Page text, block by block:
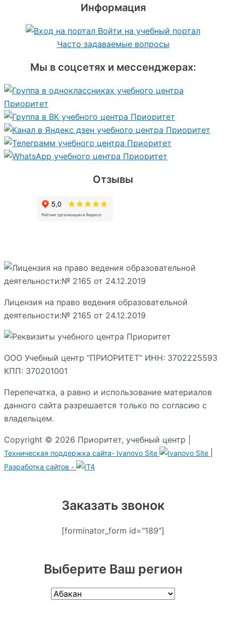
Информация
Войти на учебный портал
Часто задаваемые вопросы
Мы в соцсетях и мессенджерах:
Отзывы
Лицензия на право ведения образовательной
деятельности:№ 2165 от 24.12.2019
ООО Учебный центр “ПРИОРИТЕТ” ИНН: 3702225593
КПП: 370201001
Перепечатка, а равно и использование материалов
данного сайта разрешается только по согласию с
владельцем.
Copyright © 2026 Приоритет, учебный центр |
Техническая поддержка сайта- Ivanovo Site
Разработка сайтов -
Заказать звонок
[forminator_form id="189"]
Выберите Ваш регион